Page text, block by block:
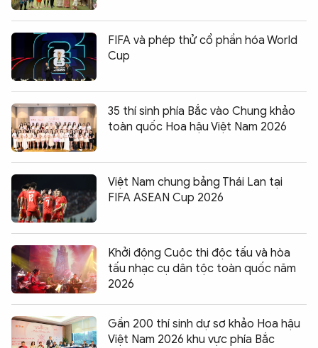
FIFA và phép thử cổ phần hóa World
Cup
35 thí sinh phía Bắc vào Chung khảo
toàn quốc Hoa hậu Việt Nam 2026
Việt Nam chung bảng Thái Lan tại
FIFA ASEAN Cup 2026
Khởi động Cuộc thi độc tấu và hòa
tấu nhạc cụ dân tộc toàn quốc năm
2026
Gần 200 thí sinh dự sơ khảo Hoa hậu
Việt Nam 2026 khu vực phía Bắc